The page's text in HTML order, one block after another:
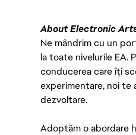
About Electronic
Ne mândrim cu un
la toate nivelurile EA.
conducerea care îți
experimentare, noi te
dezvoltare.
Adoptăm o abordare